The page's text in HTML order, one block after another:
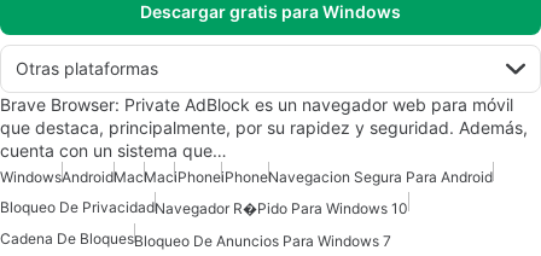
Descargar gratis para Windows
Otras plataformas
Brave Browser: Private AdBlock es un navegador web para móvil
que destaca, principalmente, por su rapidez y seguridad. Además,
cuenta con un sistema que…
WindowsAndroidMacMaciPhoneiPhoneNavegacion Segura Para Android
Bloqueo De PrivacidadNavegador R�pido Para Windows 10
Cadena De BloquesBloqueo De Anuncios Para Windows 7